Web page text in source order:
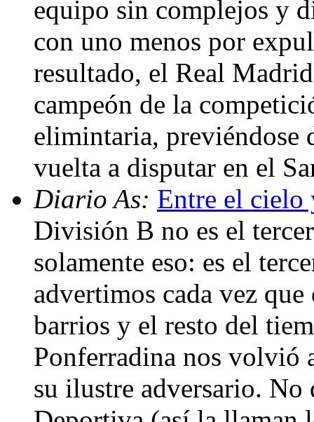
equipo sin complejos y
con uno menos por
resultado, el Real
campeón de la
elimintaria, previéndose
vuelta a disputar en el
Diario As: Entre el
División B no es el
solamente eso: es el
advertimos cada vez
barrios y el resto del
Ponferradina nos volvió
su ilustre adversario.